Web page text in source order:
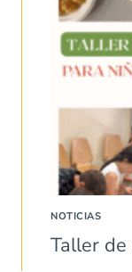
NOTICIAS
Taller de